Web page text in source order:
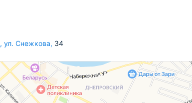
, ул. Снежкова, 34